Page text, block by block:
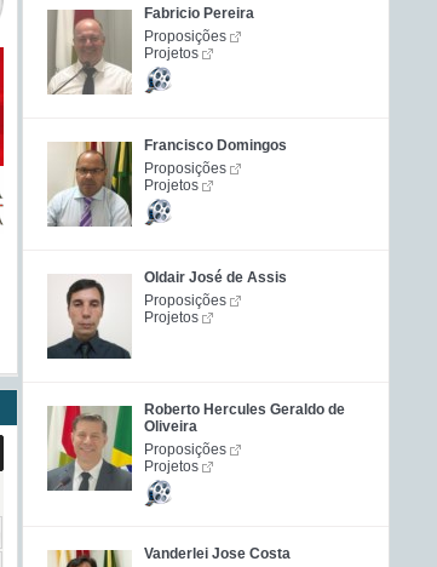
Fabricio Pereira
Proposições
Projetos
Francisco Domingos
Proposições
Projetos
Oldair José de Assis
Proposições
Projetos
Roberto Hercules Geraldo de
Oliveira
Proposições
Projetos
Vanderlei Jose Costa